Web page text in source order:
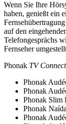
Wenn Sie Ihre
haben, genießt ein
auf den
Telefongesprächs
Fernseher
Phonak TV
Phonak
Phonak
Phonak Slim
Phonak
Phonak